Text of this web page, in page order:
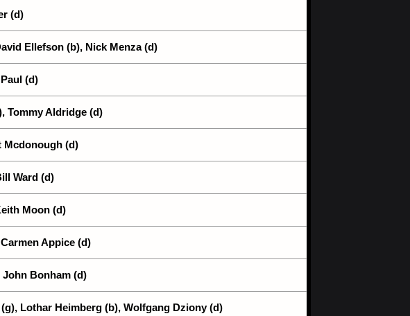
(d)
Ellefson (b), Nick Menza (d)
(d)
Tommy Aldridge (d)
Mcdonough (d)
Ward (d)
Moon (d)
Appice (d)
John Bonham (d)
Lothar Heimberg (b), Wolfgang Dziony (d)